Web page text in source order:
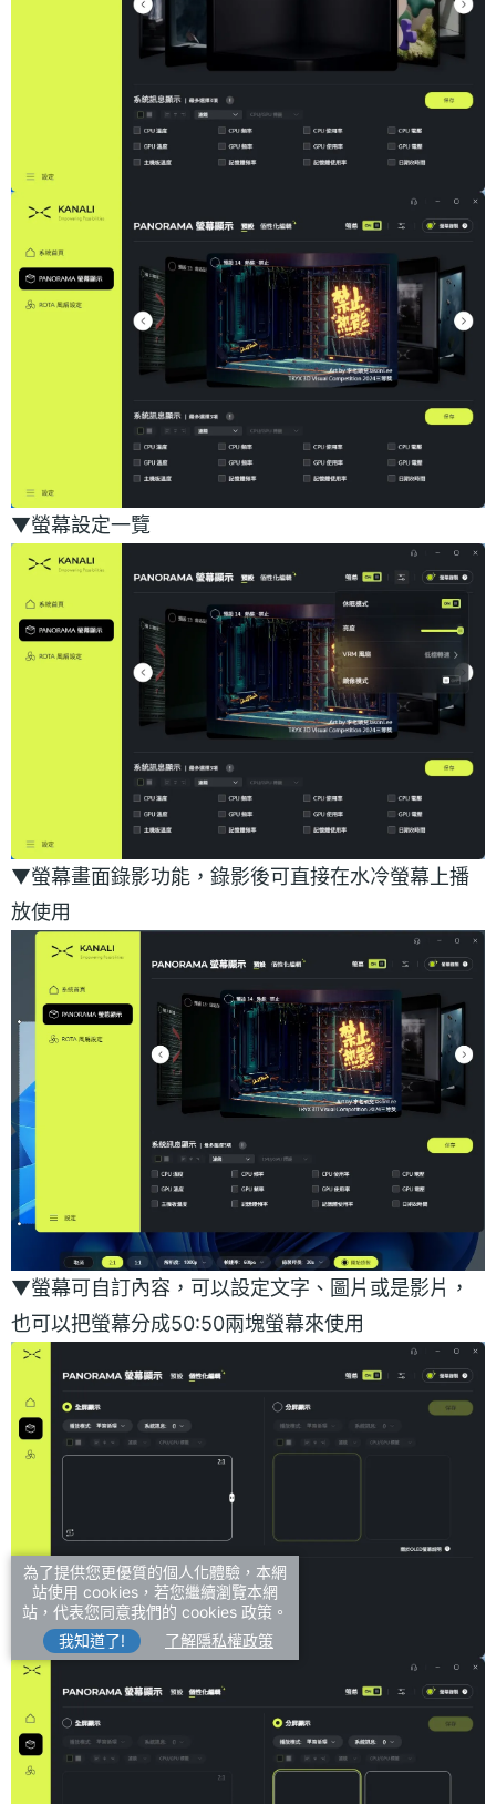
▼螢幕設定一覽
▼螢幕畫面錄影功能，錄影後可直接在水冷螢幕上播
放使用
▼螢幕可自訂內容，可以設定文字、圖片或是影片，
也可以把螢幕分成50:50兩塊螢幕來使用
為了提供您更優質的個人化體驗，本網
站使用 cookies，若您繼續瀏覽本網
站，代表您同意我們的 cookies 政策。
我知道了!
了解隱私權政策